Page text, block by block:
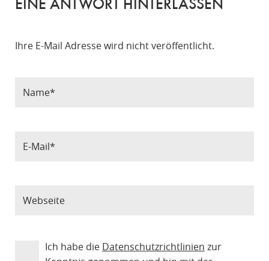
EINE ANTWORT HINTERLASSEN
Ihre E-Mail Adresse wird nicht veröffentlicht.
Ich habe die Datenschutzrichtlinien zur